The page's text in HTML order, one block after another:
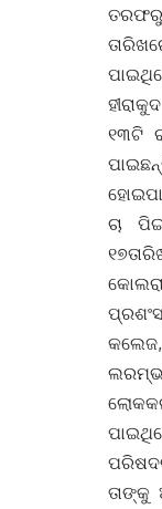
ତରଫରୁ
୧୩ଟି
ଚା
ତାଙ୍କୁ